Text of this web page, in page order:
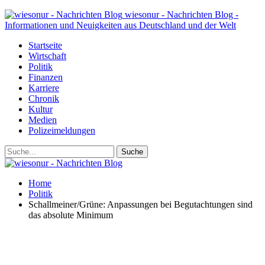
wiesonur - Nachrichten Blog -
Informationen und Neuigkeiten aus Deutschland und der Welt
Startseite
Wirtschaft
Politik
Finanzen
Karriere
Chronik
Kultur
Medien
Polizeimeldungen
Home
Politik
Schallmeiner/Grüne: Anpassungen bei Begutachtungen sind
das absolute Minimum